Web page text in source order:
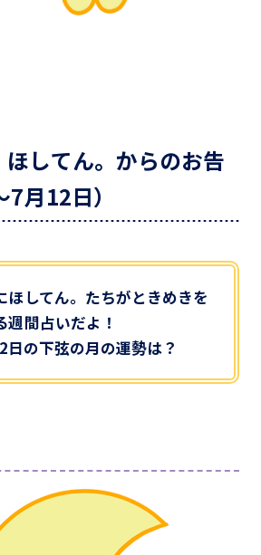
してん。からのお告
月12日）
ほしてん。たちがときめきを
週間占いだよ！
の下弦の月の運勢は？